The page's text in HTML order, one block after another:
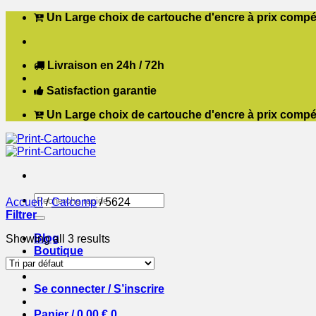
Passer
contenu
Un Large choix de cartouche d'encre à prix
Livraison en 24h / 72h
Satisfaction garantie
Un Large choix de cartouche d'encre à prix
Recherche
pour :
Blog
Boutique
Contact
Se connecter / S’inscrire
Accueil / Calcomp /5624
Filtrer
Showing all 3 results